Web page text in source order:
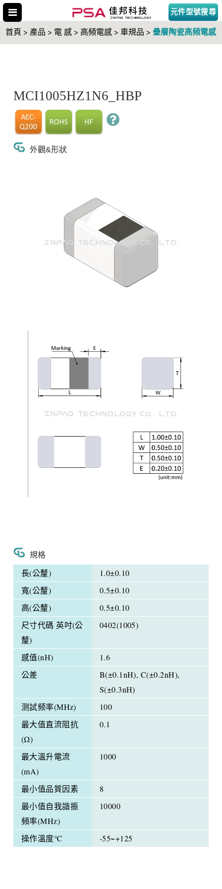
元件型號搜尋
首頁 > 產品 > 電 感 > 高頻電感 > 車規品 > 疊層陶瓷高頻電感
MCI1005HZ1N6_HBP
外觀&形狀
規格
長(公釐)
1.0±0.10
寬(公釐)
0.5±0.10
高(公釐)
0.5±0.10
尺寸代碼 英吋(公
釐)
0402(1005)
感值(nH)
1.6
公差
B(±0.1nH), C(±0.2nH),
S(±0.3nH)
测試频率(MHz)
100
最大值直流阻抗
(Ω)
0.1
最大溫升電流
(mA)
1000
最小值品質因素
8
最小值自我諧振
頻率(MHz)
10000
操作溫度℃ -55~+125